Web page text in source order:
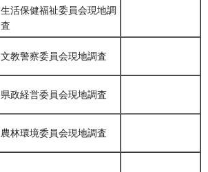
生活保健福祉委員会現地調
査
文教警察委員会現地調査
県政経営委員会現地調査
農林環境委員会現地調査